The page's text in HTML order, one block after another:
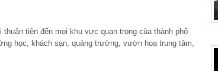
tiện đến mọi khu vực quan trọng của thành phố
học, khách sạn, quảng trường, vườn hoa trung tâm,